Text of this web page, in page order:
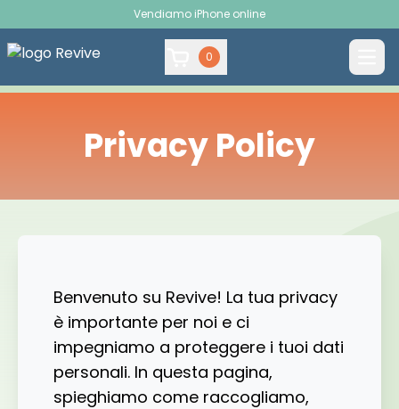
Vendiamo iPhone online
0
Privacy Policy
Benvenuto su Revive! La tua privacy
è importante per noi e ci
impegniamo a proteggere i tuoi dati
personali. In questa pagina,
spieghiamo come raccogliamo,